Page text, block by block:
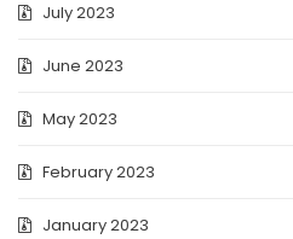
July 2023
June 2023
May 2023
February 2023
January 2023